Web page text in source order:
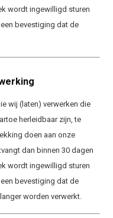
wordt ingewilligd sturen
bevestiging dat de
wij (laten) verwerken die
herleidbaar zijn, te
doen aan onze
dan binnen 30 dagen
wordt ingewilligd sturen
bevestiging dat de
worden verwerkt.